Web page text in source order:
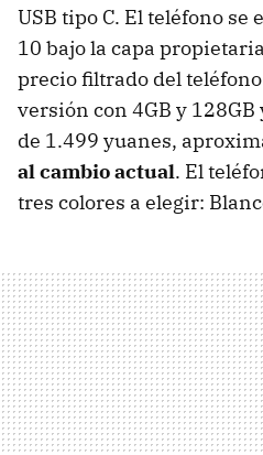
USB tipo C. El teléfono
10 bajo la capa
precio filtrado del
versión con 4GB y
de 1.499 yuanes,
al cambio actual. El
tres colores a elegir: